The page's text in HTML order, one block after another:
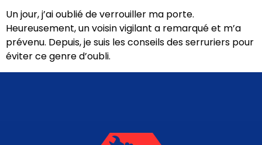
Un jour, j’ai oublié de verrouiller ma porte.
Heureusement, un voisin vigilant a remarqué et m’a
prévenu. Depuis, je suis les conseils des serruriers pour
éviter ce genre d’oubli.